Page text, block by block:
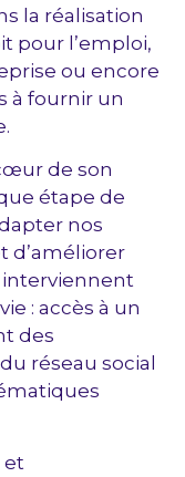
la réalisation
pour l’emploi,
ou encore
à fournir un
de son
étape de
nos
d’améliorer
interviennent
: accès à un
des
réseau social
et